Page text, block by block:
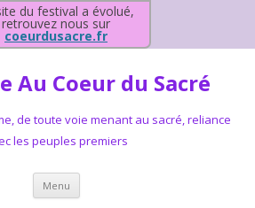
du festival a évolué,
retrouvez nous sur
coeurdusacre.fr
Au Coeur du Sacré
de toute voie menant au sacré, reliance
les peuples premiers
Menu Aller au contenu principal